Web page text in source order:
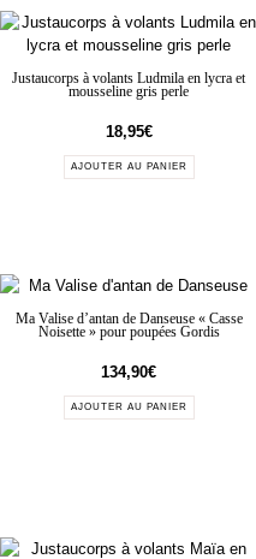
Justaucorps à volants Ludmila en lycra et
mousseline gris perle
18,95€
AJOUTER AU PANIER
Ma Valise d’antan de Danseuse « Casse
Noisette » pour poupées Gordis
134,90€
AJOUTER AU PANIER